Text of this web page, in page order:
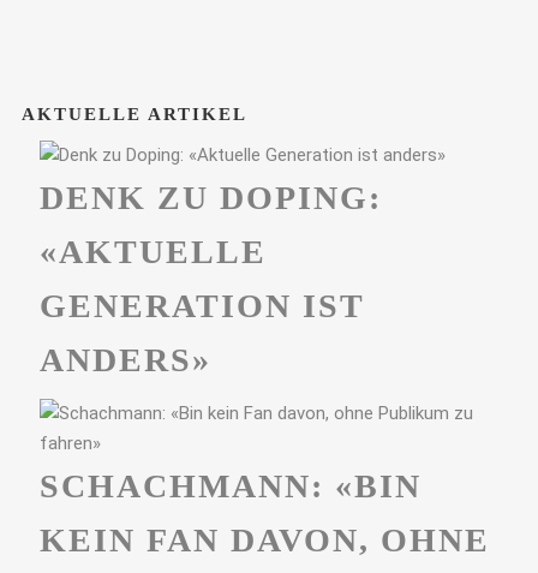
AKTUELLE ARTIKEL
DENK ZU DOPING:
«AKTUELLE
GENERATION IST
ANDERS»
SCHACHMANN: «BIN
KEIN FAN DAVON, OHNE